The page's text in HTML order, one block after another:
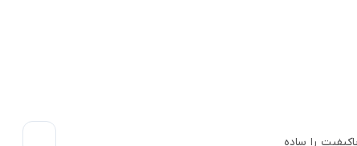
را ساده